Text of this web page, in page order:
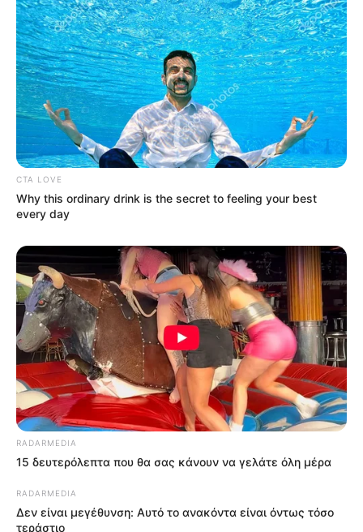
CTA LOVE
Why this ordinary drink is the secret to feeling your best
every day
RADARMEDIA
15 δευτερόλεπτα που θα σας κάνουν να γελάτε όλη μέρα
RADARMEDIA
Δεν είναι μεγέθυνση: Αυτό το ανακόντα είναι όντως τόσο
τεράστιο